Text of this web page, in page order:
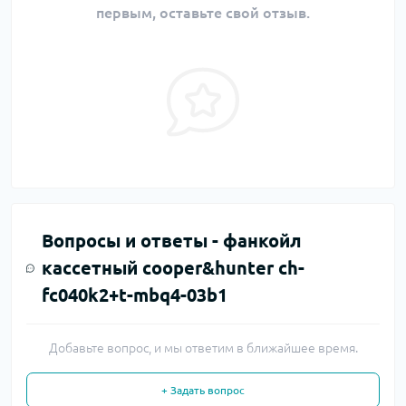
первым, оставьте свой отзыв.
Вопросы и ответы - фанкойл
кассетный cooper&hunter ch-
fc040k2+t-mbq4-03b1
Добавьте вопрос, и мы ответим в ближайшее время.
+ Задать вопрос